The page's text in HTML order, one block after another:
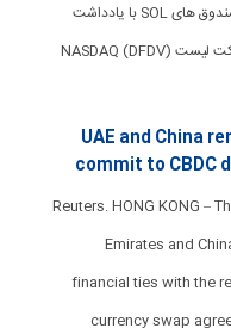
گذاری کرده است. شرکت صندوق های SOL با یادداشت
های قابل تبدیل به ارزش 112.5 میلیون دلار شرکت لیست NASDAQ (DFDV)
UAE and China
commit to CBDC
[ad_1] © Reuters. HONG KONG
Emirates and
financial ties with the
currency swap